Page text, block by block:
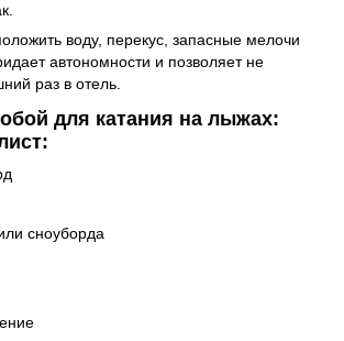
воду, перекус, запасные мелочи
автономности и позволяет не
раз в отель.
для катания на лыжах:
сноуборда